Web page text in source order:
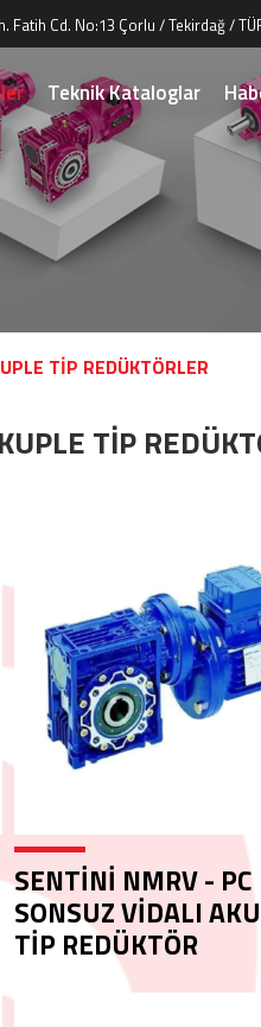
Fatih Cd. No:13 Çorlu / Tekirdağ /
Teknik Kataloglar
TİP REDÜKTÖRLER
TİP
SENTİNİ NMRV - PC
SONSUZ VİDALI
TİP REDÜKTÖR